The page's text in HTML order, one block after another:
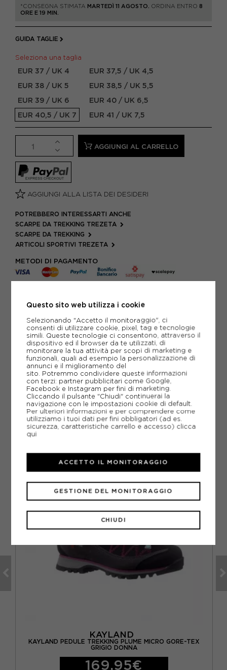
*CONSEGNA STIMATA MARTEDÌ 11 AGOSTO. ORDINA ENTRO 8
ORE E 19 MIN.
GUIDA TAGLIE
Seleziona una taglia
EUR 37 / UK 4
EUR 37,5 / UK 4,5
EUR 38 / UK 5
EUR 38,5 / UK 5,5
EUR 39 / UK 6
EUR 40 / UK 6,5
EUR 40,5 / UK 7
EUR 41 / UK 7,5
AGGIUNGI AL CARRELLO
AGGIUNGI ALLA LISTA DEI DESIDERI
POTREBBERO INTERESSARTI ANCHE
SCARPE DA TREKKING TREZETA
SCARPE DA TREKKING
ARTICOLI SPORTIVI TREZETA
METODI DI PAGAMENTO
PIÙ INFORMAZIONI
SCHEDA TECNICA
GUIDA ALLE TAGLIE
DOMANDE FREQUENTI
Come ordinare la taglia giusta?
KAYLAND
KAYLAND PEDULE TREKKING PLUME MICRO GORE-TEX
GRIGIO DONNA
169,95€
Questo sito web utilizza i cookie
Selezionando "Accetto il monitoraggio", ci
consenti di utilizzare cookie, pixel, tag e tecnologie
simili. Queste tecnologie ci consentono, attraverso il
dispositivo ed il browser da te utilizzati, di
monitorare la tua attività per scopi di marketing e
funzionali, quali ad esempio la personalizzazione di
annunci e il miglioramento del
sito. Potremmo condividere queste informazioni
con terzi: partner pubblicitari come Google,
Facebook e Instagram per fini di marketing.
Cliccando il pulsante "Chiudi" continuerai la
navigazione con le impostazioni cookie di default.
Per ulteriori informazioni e per comprendere come
utilizziamo i tuoi dati per fini obbligatori (ad es.
sicurezza, caratteristiche carrello e accesso) clicca
qui
CHIUDI
GESTIONE DEL MONITORAGGIO
ACCETTO IL MONITORAGGIO